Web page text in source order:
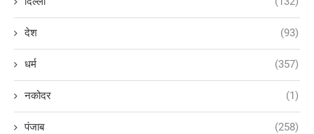
देश (93)
धर्म (357)
नकोदर (1)
पंजाब (258)